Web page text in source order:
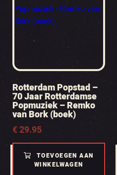
Rotterdam Popstad –
70 Jaar Rotterdamse
Popmuziek – Remko
van Bork (boek)
€29.95
TOEVOEGEN AAN
WINKELWAGEN